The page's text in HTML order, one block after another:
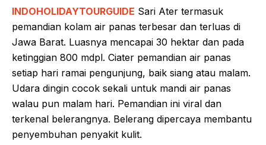
INDOHOLIDAYTOURGUIDE Sari Ater termasuk
pemandian kolam air panas terbesar dan terluas di
Jawa Barat. Luasnya mencapai 30 hektar dan pada
ketinggian 800 mdpl. Ciater pemandian air panas
setiap hari ramai pengunjung, baik siang atau malam.
Udara dingin cocok sekali untuk mandi air panas
walau pun malam hari. Pemandian ini viral dan
terkenal belerangnya. Belerang dipercaya membantu
penyembuhan penyakit kulit.